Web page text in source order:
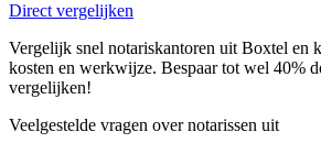
Direct vergelijken
Vergelijk snel notariskantoren uit Boxtel en
kosten en werkwijze. Bespaar tot wel 40%
vergelijken!
Veelgestelde vragen over notarissen uit